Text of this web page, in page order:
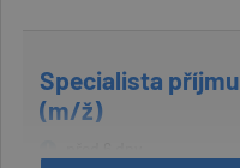
Specialista
(m/ž)